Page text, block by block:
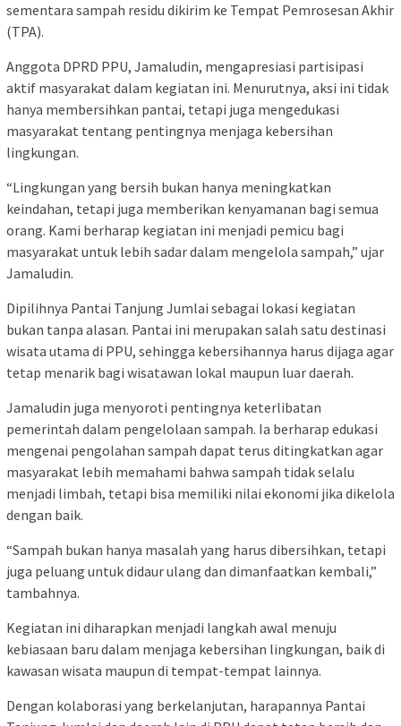
sementara sampah residu dikirim ke Tempat Pemrosesan Akhir
(TPA).
Anggota DPRD PPU, Jamaludin, mengapresiasi partisipasi
aktif masyarakat dalam kegiatan ini. Menurutnya, aksi ini tidak
hanya membersihkan pantai, tetapi juga mengedukasi
masyarakat tentang pentingnya menjaga kebersihan
lingkungan.
“Lingkungan yang bersih bukan hanya meningkatkan
keindahan, tetapi juga memberikan kenyamanan bagi semua
orang. Kami berharap kegiatan ini menjadi pemicu bagi
masyarakat untuk lebih sadar dalam mengelola sampah,” ujar
Jamaludin.
Dipilihnya Pantai Tanjung Jumlai sebagai lokasi kegiatan
bukan tanpa alasan. Pantai ini merupakan salah satu destinasi
wisata utama di PPU, sehingga kebersihannya harus dijaga agar
tetap menarik bagi wisatawan lokal maupun luar daerah.
Jamaludin juga menyoroti pentingnya keterlibatan
pemerintah dalam pengelolaan sampah. Ia berharap edukasi
mengenai pengolahan sampah dapat terus ditingkatkan agar
masyarakat lebih memahami bahwa sampah tidak selalu
menjadi limbah, tetapi bisa memiliki nilai ekonomi jika dikelola
dengan baik.
“Sampah bukan hanya masalah yang harus dibersihkan, tetapi
juga peluang untuk didaur ulang dan dimanfaatkan kembali,”
tambahnya.
Kegiatan ini diharapkan menjadi langkah awal menuju
kebiasaan baru dalam menjaga kebersihan lingkungan, baik di
kawasan wisata maupun di tempat-tempat lainnya.
Dengan kolaborasi yang berkelanjutan, harapannya Pantai